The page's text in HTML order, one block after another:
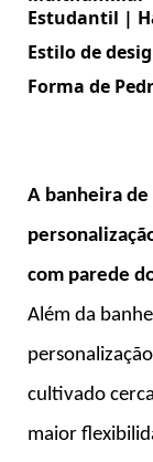
Estudantil |
Estilo de
Forma de
A banheira
com parede
Além da
cultivado
maior